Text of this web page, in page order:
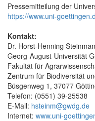
Pressemitteilung der
https://www.uni-
Kontakt:
Dr. Horst-Henning
Georg-August-Universität
Fakultät für
Zentrum für Biodiversität
Büsgenweg 1, 37077
Telefon: (0551) 39-25538
E-Mail: hsteinm@gwdg.de
Internet: www.uni-